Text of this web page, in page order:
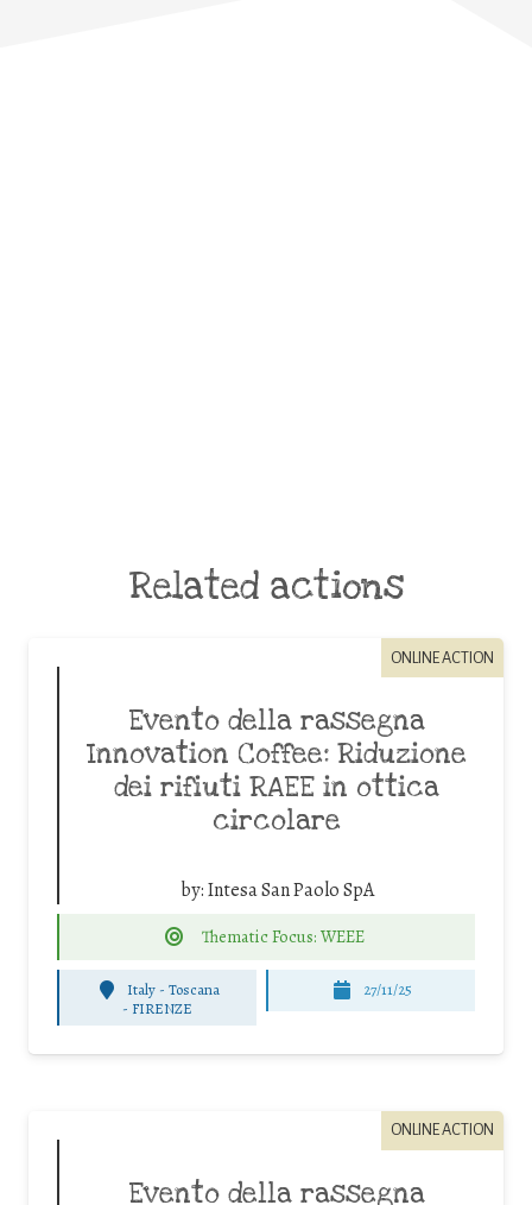
Related actions
ONLINE ACTION
Evento della rassegna
Innovation Coffee: Riduzione
dei rifiuti RAEE in ottica
circolare
by:Intesa San Paolo SpA
Thematic Focus: WEEE
Italy - Toscana
- FIRENZE
27/11/25
ONLINE ACTION
Evento della rassegna